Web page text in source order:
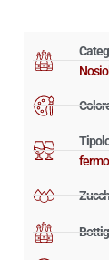
fermo